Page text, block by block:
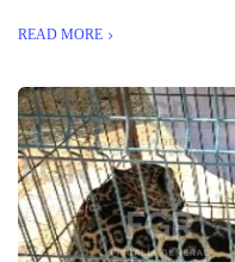
READ MORE